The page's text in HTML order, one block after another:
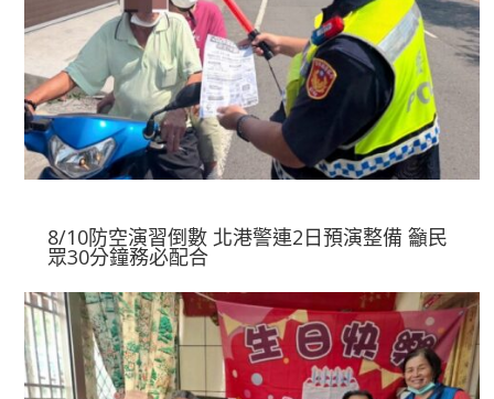
8/10防空演習倒數 北港警連2日預演整備 籲民
眾30分鐘務必配合